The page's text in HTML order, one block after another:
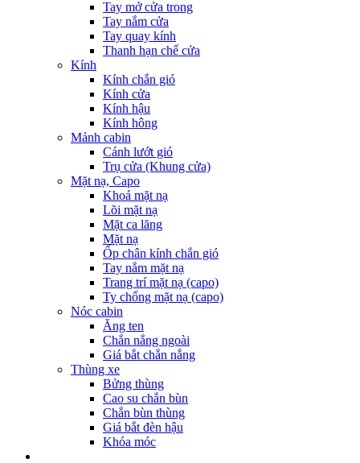
Tay mở cửa trong
Tay nắm cửa
Tay quay kính
Thanh hạn chế cửa
Kính
Kính chắn gió
Kính cửa
Kính hậu
Kính hông
Mảnh cabin
Cánh lướt gió
Trụ cửa (Khung cửa)
Mặt nạ, Capo
Khoá mặt nạ
Lõi mặt nạ
Mặt ca lăng
Mặt nạ
Ốp chân kính chắn gió
Tay nắm mặt nạ
Trang trí mặt nạ (capo)
Ty chống mặt nạ (capo)
Nóc cabin
Ăng ten
Chắn nắng ngoài
Giá bắt chắn nắng
Thùng xe
Bửng thùng
Cao su chắn bùn
Chắn bùn thùng
Giá bắt đèn hậu
Khóa móc